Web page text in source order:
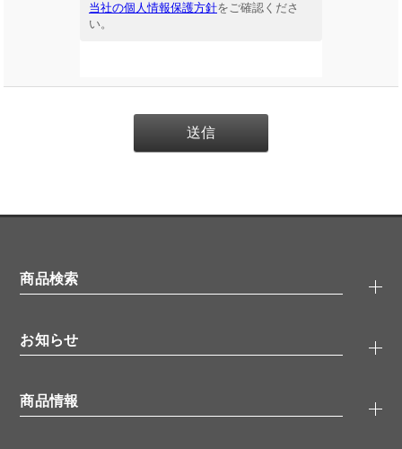
当社の個人情報保護方針をご確認くださ
い。
商品検索
タンパク質検索
ELISA/ELISpot検索
品番検索
お知らせ
無料サンプル
商品情報